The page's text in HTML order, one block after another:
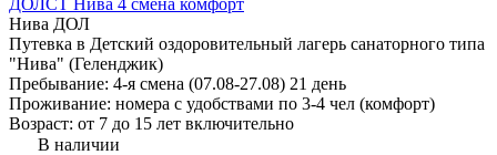
ДОЛСТ Нива 4 смена комфорт
Нива ДОЛ
Путевка в Детский оздоровительный лагерь санаторного типа
"Нива" (Геленджик)
Пребывание: 4-я смена (07.08-27.08) 21 день
Проживание: номера с удобствами по 3-4 чел (комфорт)
Возраст: от 7 до 15 лет включительно
В наличии